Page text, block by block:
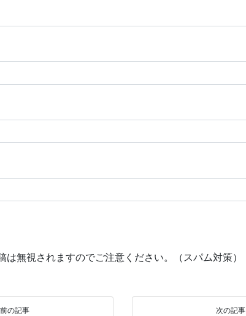
は無視されますのでご注意ください。（スパム対策）
前の記事 次の記事